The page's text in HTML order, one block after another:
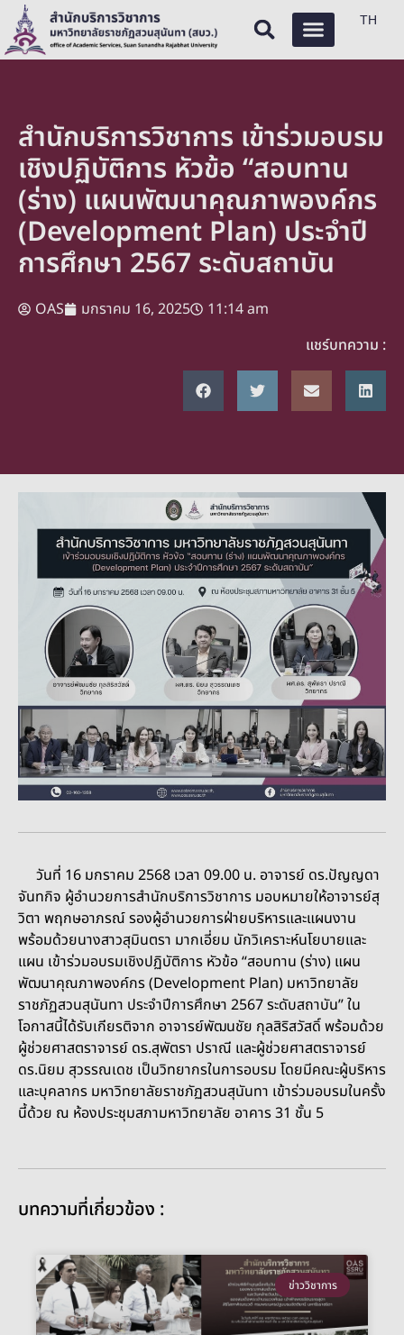
TH
สำนักบริการวิชาการ เข้าร่วมอบรม
เชิงปฏิบัติการ หัวข้อ “สอบทาน
(ร่าง) แผนพัฒนาคุณภาพองค์กร
(Development Plan) ประจำปี
การศึกษา 2567 ระดับสถาบัน
OAS มกราคม 16, 2025
11:14 am
แชร์บทความ :
วันที่ 16 มกราคม 2568 เวลา 09.00 น. อาจารย์ ดร.ปัญญดา
จันทกิจ ผู้อำนวยการสำนักบริการวิชาการ มอบหมายให้อาจารย์สุ
วิตา พฤกษอาภรณ์ รองผู้อำนวยการฝ่ายบริหารและแผนงาน
พร้อมด้วยนางสาวสุมินตรา มากเอี่ยม นักวิเคราะห์นโยบายและ
แผน เข้าร่วมอบรมเชิงปฏิบัติการ หัวข้อ “สอบทาน (ร่าง) แผน
พัฒนาคุณภาพองค์กร (Development Plan) มหาวิทยาลัย
ราชภัฏสวนสุนันทา ประจำปีการศึกษา 2567 ระดับสถาบัน” ใน
โอกาสนี้ได้รับเกียรติจาก อาจารย์พัฒนชัย กุลสิริสวัสดิ์ พร้อมด้วย
ผู้ช่วยศาสตราจารย์ ดร.สุพัตรา ปราณี และผู้ช่วยศาสตราจารย์
ดร.นิยม สุวรรณเดช เป็นวิทยากรในการอบรม โดยมีคณะผู้บริหาร
และบุคลากร มหาวิทยาลัยราชภัฏสวนสุนันทา เข้าร่วมอบรมในครั้ง
นี้ด้วย ณ ห้องประชุมสภามหาวิทยาลัย อาคาร 31 ชั้น 5
บทความที่เกี่ยวข้อง :
ข่าววิชาการ